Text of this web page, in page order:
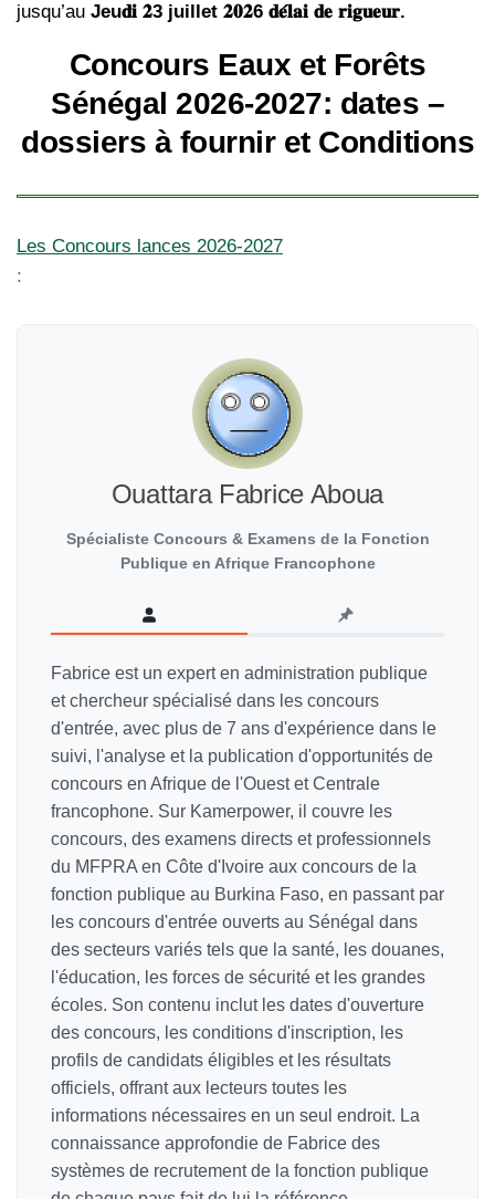
jusqu’au Jeu𝐝𝐢 𝟐3 juillet 𝟐𝟎𝟐6 𝐝𝐞́𝐥𝐚𝐢 𝐝𝐞 𝐫𝐢𝐠𝐮𝐞𝐮𝐫.
Concours Eaux et Forêts
Sénégal 2026-2027: dates –
dossiers à fournir et Conditions
Les Concours lances 2026-2027
:
Ouattara Fabrice Aboua
Spécialiste Concours & Examens de la Fonction
Publique en Afrique Francophone
Fabrice est un expert en administration publique
et chercheur spécialisé dans les concours
d'entrée, avec plus de 7 ans d'expérience dans le
suivi, l'analyse et la publication d'opportunités de
concours en Afrique de l'Ouest et Centrale
francophone. Sur Kamerpower, il couvre les
concours, des examens directs et professionnels
du MFPRA en Côte d'Ivoire aux concours de la
fonction publique au Burkina Faso, en passant par
les concours d'entrée ouverts au Sénégal dans
des secteurs variés tels que la santé, les douanes,
l'éducation, les forces de sécurité et les grandes
écoles. Son contenu inclut les dates d'ouverture
des concours, les conditions d'inscription, les
profils de candidats éligibles et les résultats
officiels, offrant aux lecteurs toutes les
informations nécessaires en un seul endroit. La
connaissance approfondie de Fabrice des
systèmes de recrutement de la fonction publique